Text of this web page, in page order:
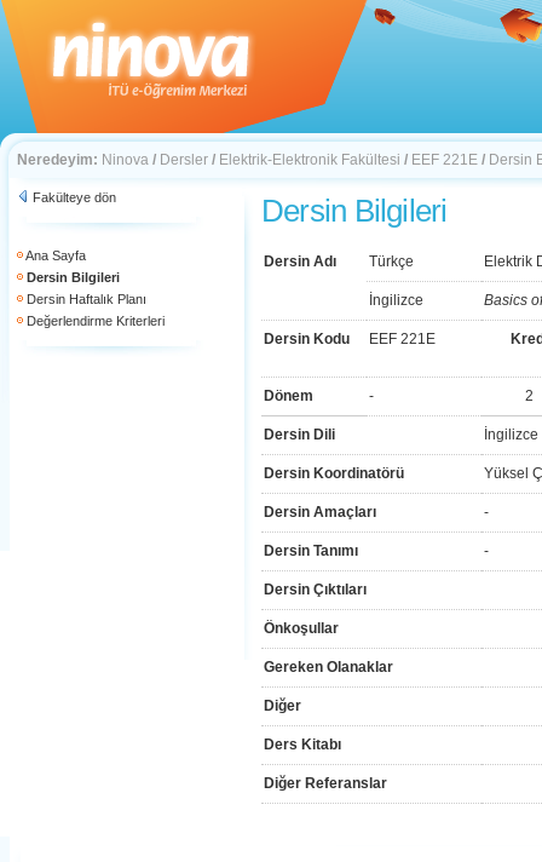
Neredeyim: Ninova / Dersler / Elektrik-Elektronik Fakültesi / EEF 221E / Dersin
Fakülteye dön
Ana Sayfa
Dersin Bilgileri
Dersin Haftalık Planı
Değerlendirme Kriterleri
Dersin Bilgileri
Dersin Adı Türkçe Elektrik
İngilizce Basics
Dersin Kodu EEF 221E
Dönem - 2
Dersin Dili İngilizce
Dersin Koordinatörü Yüksel
Dersin Amaçları -
Dersin Tanımı -
Dersin Çıktıları
Önkoşullar
Gereken Olanaklar
Diğer
Ders Kitabı
Diğer Referanslar